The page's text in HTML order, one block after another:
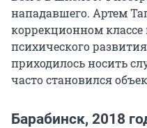
нападавшего. Артем
коррекционном классе
психического
приходилось носить
часто становился
Барабинск, 2018